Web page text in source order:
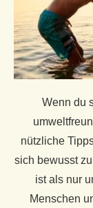
Wenn du
nützliche
sich bewusst
ist als nur
Menschen